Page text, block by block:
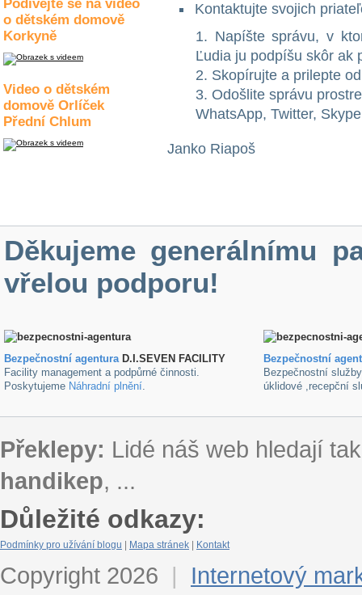
Podívejte se na video
o dětském domově
Korkyně
Video o dětském
domově Orlíček
Přední Chlum
Kontaktujte svojich
Napíšte správu, v
Ľudia ju podpíšu skôr ak
Skopírujte a prilepte
Odošlite správu
WhatsApp, Twitter,
Janko Riapoš
Děkujeme generálnímu
vřelou podporu!
Bezpečnostní agenturaD.I.SEVEN FACILITY
Facility management a podpůrné činnosti.
Poskytujeme Náhradní plnění.
Bezpečnostní
Bezpečnostní
úklidové ,recepční
Překlepy: Lidé náš web hledají
handikep, ...
Důležité odkazy:
Podmínky pro užívání blogu Mapa stránek Kontakt
Copyright 2026 |
Internetový